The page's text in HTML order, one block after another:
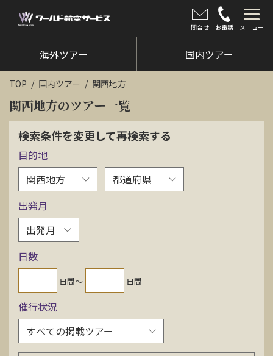
問合せ お電話 メニュー
海外ツアー
国内ツアー
クルーズツアー
ツアー催行状況
旅のひろば
イベント
新着情報
会社情報
お問い合わせ
資料請求
海外ツアー 国内ツアー
TOP 国内ツアー 関西地方
関西地方のツアー一覧
検索条件を変更して再検索する
目的地
出発月
日数
日間〜 日間
催行状況